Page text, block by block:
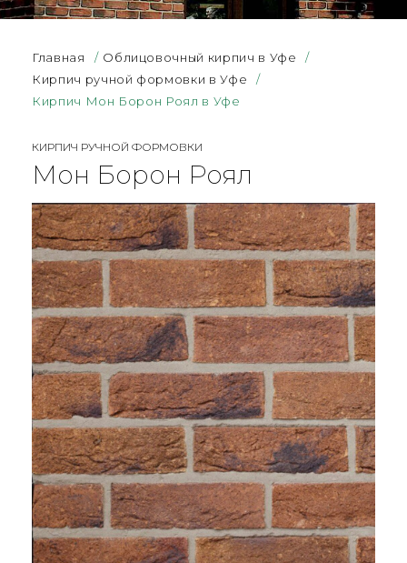
Главная / Облицовочный кирпич в Уфе
/
Кирпич ручной формовки в Уфе
/
Кирпич Мон Борон Роял в Уфе
КИРПИЧ РУЧНОЙ ФОРМОВКИ
Мон Борон Роял